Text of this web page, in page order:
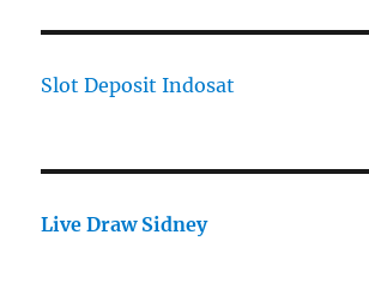
Slot Deposit Indosat
Live Draw Sidney